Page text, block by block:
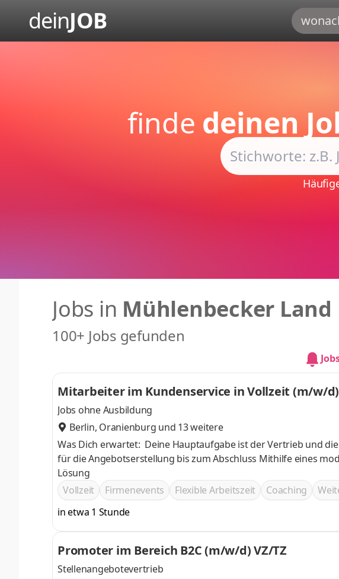
deinJOB
finde deinen
Jobs in Mühlenbecker Land
100+ Jobs gefunden
Mitarbeiter im Kundenservice in Vollzeit (m/w/d)
Jobs ohne Ausbildung
Berlin, Oranienburg und 13 weitere
Was Dich erwartet: Deine Hauptaufgabe ist der Vertrieb und
für die Angebotserstellung bis zum Abschluss Mithilfe eines
Lösung
Vollzeit
Firmenevents Flexible Arbeitszeit Coaching
in etwa 1 Stunde
Promoter im Bereich B2C (m/w/d) VZ/TZ
Stellenangebotevertrieb